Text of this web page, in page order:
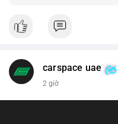
carspace uae
2 giờ